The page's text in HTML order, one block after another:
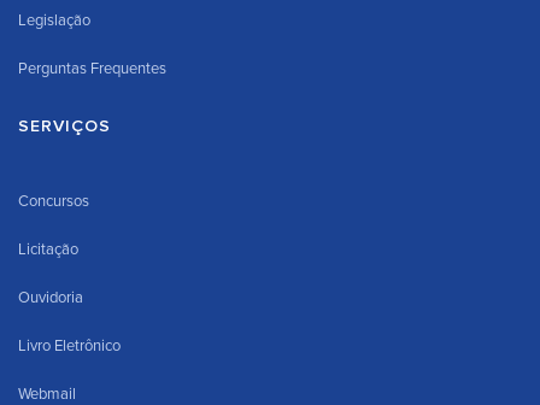
Legislação
Perguntas Frequentes
SERVIÇOS
Concursos
Licitação
Ouvidoria
Livro Eletrônico
Webmail